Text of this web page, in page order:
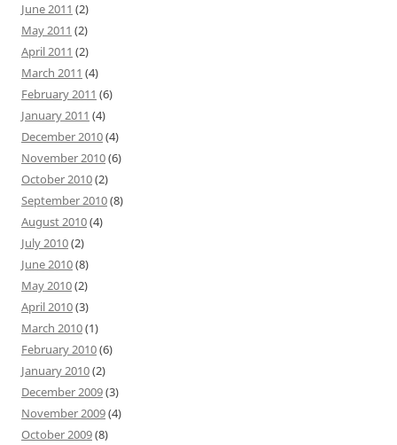
June 2011 (2)
May 2011 (2)
April 2011 (2)
March 2011 (4)
February 2011 (6)
January 2011 (4)
December 2010(4)
November 2010(6)
October 2010(2)
September 2010(8)
August 2010(4)
July 2010(2)
June 2010(8)
May 2010(2)
April 2010(3)
March 2010(1)
February 2010(6)
January 2010(2)
December 2009(3)
November 2009(4)
October 2009(8)